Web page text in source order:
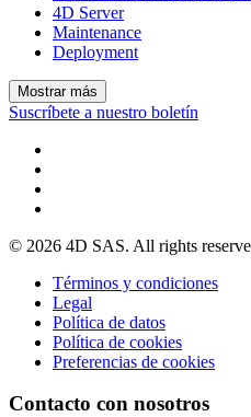
4D Server
Maintenance
Deployment
Mostrar más
Suscríbete a nuestro boletín
© 2026 4D SAS. All rights
Términos y condiciones
Legal
Política de datos
Política de cookies
Preferencias de cookies
Contacto con nosotros